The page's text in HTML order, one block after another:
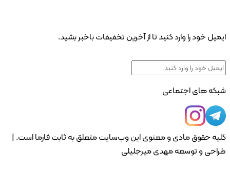
خود را وارد کنید تا از آخرین تخفیفات باخبر بشید.
های اجتماعی
حقوق مادی و معنوی این وب‌سایت متعلق به ثابت فارما است. |
و توسعه مهدی میرجلیلی